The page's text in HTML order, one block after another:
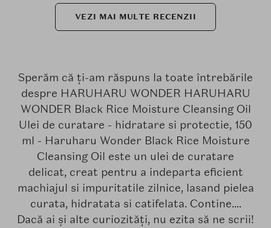
VEZI MAI MULTE RECENZII
Sperăm că ți-am răspuns la toate întrebările
despre HARUHARU WONDER HARUHARU
WONDER Black Rice Moisture Cleansing Oil
Ulei de curatare - hidratare si protectie, 150
ml - Haruharu Wonder Black Rice Moisture
Cleansing Oil este un ulei de curatare
delicat, creat pentru a indeparta eficient
machiajul si impuritatile zilnice, lasand pielea
curata, hidratata si catifelata. Contine....
Dacă ai și alte curiozități, nu ezita să ne scrii!